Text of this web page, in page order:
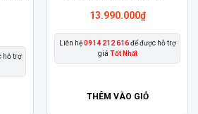
hỗ trợ
13.990.000₫
Liên hệ0914 212 616để được hỗ trợ
giá Tốt Nhất
THÊM VÀO GIỎ